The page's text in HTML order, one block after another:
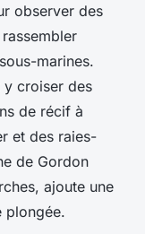
observer des
marines.
y croiser des
de récif à
et des raies-
de Gordon
ajoute une
plongée.